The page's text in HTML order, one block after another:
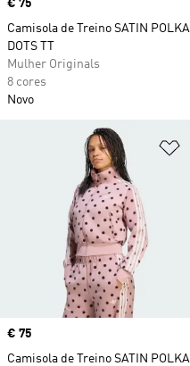
Price
€ 75
Camisola de Treino SATIN POLKA
DOTS TT
Mulher Originals
8 cores
Novo
Price
€ 75
Camisola de Treino SATIN POLKA